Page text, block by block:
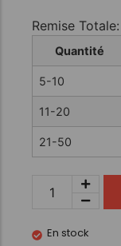
Remise Totale:
Quantité
5-10
11-20
21-50
En stock